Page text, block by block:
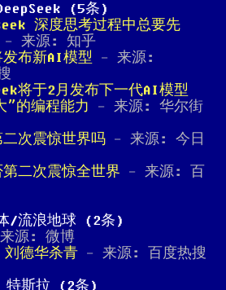
(5条)
深度思考过程中总要先
- 来源: 知乎
布新AI模型 - 来源:
将于2月发布下一代AI模型
”的编程能力 - 来源: 华尔街
二次震惊世界吗 - 来源: 今日
第二次震惊全世界 - 来源: 百
/流浪地球 (2条)
源: 微博
刘德华杀青 - 来源: 百度热搜
特斯拉 (2条)